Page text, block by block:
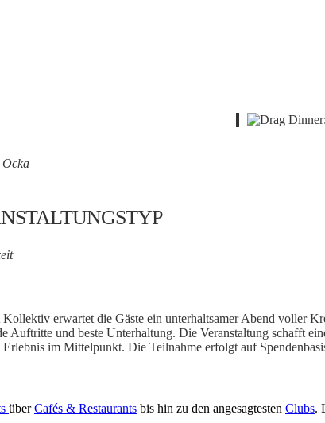
Ocka
erwartet die Gäste ein unterhaltsamer Abend voller
Auftritte und beste Unterhaltung. Die Veranstaltung schafft
im Mittelpunkt. Die Teilnahme erfolgt auf
überCafés & Restaurants bis hin zu den angesagtesten Clubs.